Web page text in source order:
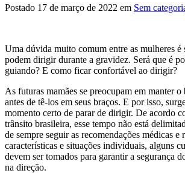
Postado 17 de março de 2022 em Sem
Uma dúvida muito comum entre as mulheres é
podem dirigir durante a gravidez. Será que é
guiando? E como ficar confortável ao dirigir?
As futuras mamães se preocupam em manter
antes de tê-los em seus braços. E por isso,
momento certo de parar de dirigir. De acordo
trânsito brasileira, esse tempo não está
de sempre seguir as recomendações médicas e
características e situações individuais, alguns
devem ser tomados para garantir a segurança
na direção.